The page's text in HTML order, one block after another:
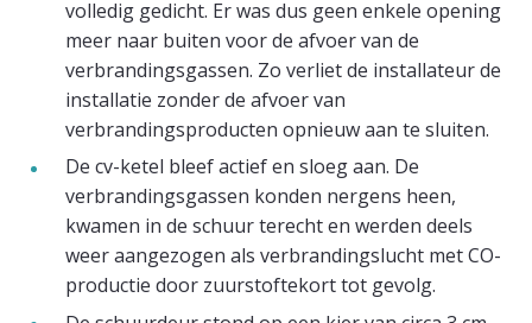
volledig gedicht. Er was dus geen enkele opening
meer naar buiten voor de afvoer van de
verbrandingsgassen. Zo verliet de installateur de
installatie zonder de afvoer van
verbrandingsproducten opnieuw aan te sluiten.
De cv-ketel bleef actief en sloeg aan. De
verbrandingsgassen konden nergens heen,
kwamen in de schuur terecht en werden deels
weer aangezogen als verbrandingslucht met CO-
productie door zuurstoftekort tot gevolg.